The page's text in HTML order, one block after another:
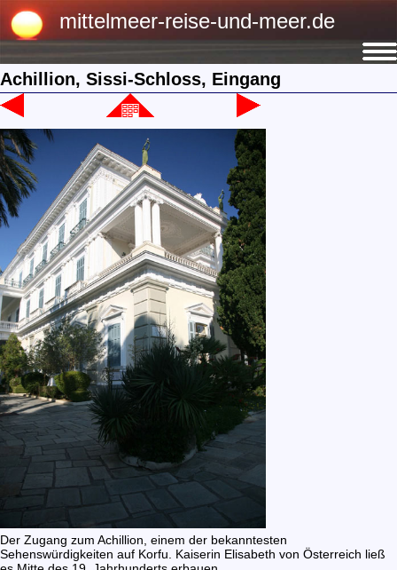
mittelmeer-reise-und-meer.de
Achillion, Sissi-Schloss, Eingang
Der Zugang zum Achillion, einem der bekanntesten
Sehenswürdigkeiten auf Korfu. Kaiserin Elisabeth von Österreich ließ